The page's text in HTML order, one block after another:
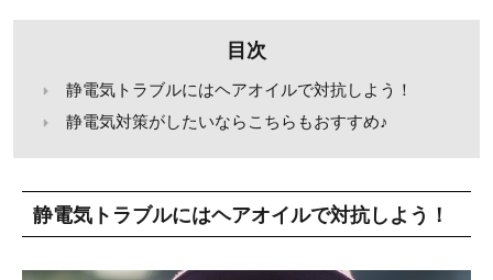
目次
静電気トラブルにはヘアオイルで対抗しよう！
静電気対策がしたいならこちらもおすすめ♪
静電気トラブルにはヘアオイルで対抗しよう！